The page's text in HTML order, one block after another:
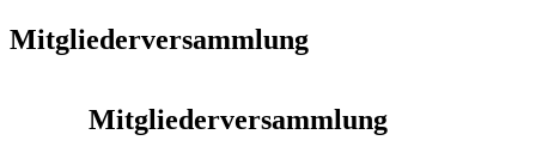
Mitgliederversammlung
Mitgliederversammlung